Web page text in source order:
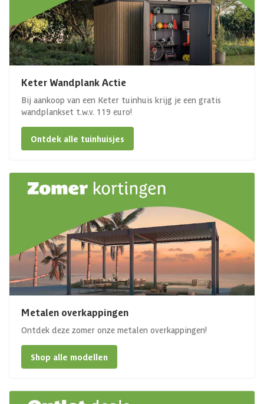
Keter Wandplank Actie
Bij aankoop van een Keter tuinhuis krijg je een gratis
wandplankset t.w.v. 119 euro!
Ontdek alle tuinhuisjes
Metalen overkappingen
Ontdek deze zomer onze metalen overkappingen!
Shop alle modellen